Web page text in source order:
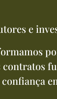
e
contratos